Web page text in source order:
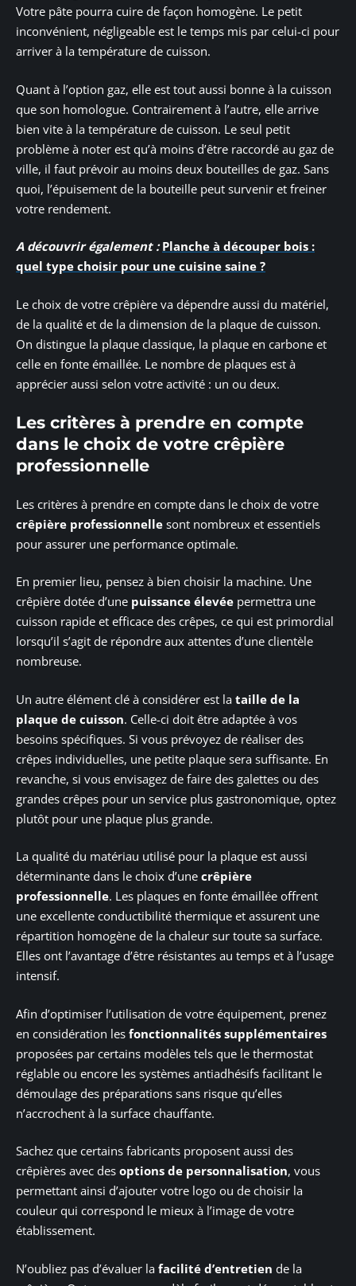
Votre pâte pourra cuire de façon homogène. Le petit
inconvénient, négligeable est le temps mis par celui-ci pour
arriver à la température de cuisson.
Quant à l’option gaz, elle est tout aussi bonne à la cuisson
que son homologue. Contrairement à l’autre, elle arrive
bien vite à la température de cuisson. Le seul petit
problème à noter est qu’à moins d’être raccordé au gaz de
ville, il faut prévoir au moins deux bouteilles de gaz. Sans
quoi, l’épuisement de la bouteille peut survenir et freiner
votre rendement.
A découvrir également : Planche à découper bois :
quel type choisir pour une cuisine saine ?
Le choix de votre crêpière va dépendre aussi du matériel,
de la qualité et de la dimension de la plaque de cuisson.
On distingue la plaque classique, la plaque en carbone et
celle en fonte émaillée. Le nombre de plaques est à
apprécier aussi selon votre activité : un ou deux.
Les critères à prendre en compte
dans le choix de votre crêpière
professionnelle
Les critères à prendre en compte dans le choix de votre
crêpière professionnelle sont nombreux et essentiels
pour assurer une performance optimale.
En premier lieu, pensez à bien choisir la machine. Une
crêpière dotée d’une puissance élevée permettra une
cuisson rapide et efficace des crêpes, ce qui est primordial
lorsqu’il s’agit de répondre aux attentes d’une clientèle
nombreuse.
Un autre élément clé à considérer est la taille de la
plaque de cuisson. Celle-ci doit être adaptée à vos
besoins spécifiques. Si vous prévoyez de réaliser des
crêpes individuelles, une petite plaque sera suffisante. En
revanche, si vous envisagez de faire des galettes ou des
grandes crêpes pour un service plus gastronomique, optez
plutôt pour une plaque plus grande.
La qualité du matériau utilisé pour la plaque est aussi
déterminante dans le choix d’une crêpière
professionnelle. Les plaques en fonte émaillée offrent
une excellente conductibilité thermique et assurent une
répartition homogène de la chaleur sur toute sa surface.
Elles ont l’avantage d’être résistantes au temps et à l’usage
intensif.
Afin d’optimiser l’utilisation de votre équipement, prenez
en considération les fonctionnalités supplémentaires
proposées par certains modèles tels que le thermostat
réglable ou encore les systèmes antiadhésifs facilitant le
démoulage des préparations sans risque qu’elles
n’accrochent à la surface chauffante.
Sachez que certains fabricants proposent aussi des
crêpières avec des options de personnalisation, vous
permettant ainsi d’ajouter votre logo ou de choisir la
couleur qui correspond le mieux à l’image de votre
établissement.
N’oubliez pas d’évaluer la facilité d’entretien de la